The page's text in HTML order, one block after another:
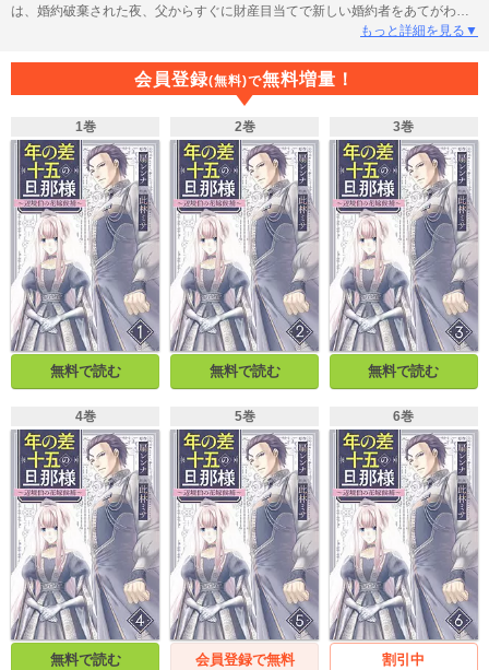
は、婚約破棄された夜、父からすぐに財産目当てで新しい婚約者をあてがわれ
てしまう。その相手・リスター伯爵との年の差はなんと十五歳。その上、次々
とっても…優しくて素敵な人…!? 不器用な二人の年の差恋愛の行方は──!? ※本
作品は小説投稿サイト「エブリスタ」で人気の「年の差十五の旦那様～義妹に
婚約者を奪われ、冷酷だと言われる辺境伯の元に追いやられましたが、毎日幸
せです!～」のコミカライズです。
もっと詳細を見る▼
会員登録(無料)で無料増量！
1巻
無料で読む
2巻
無料で読む
3巻
無料で読む
4巻
無料で読む
5巻
会員登録で無料
6巻
割引中